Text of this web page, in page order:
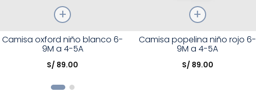
Talla
Elige una opción
Camisa oxford niño blanco 6-
9M a 4-5A
S/ 89.00
Talla
Elige una opción
Camisa popelina niño rojo 6-
9M a 4-5A
S/ 89.00